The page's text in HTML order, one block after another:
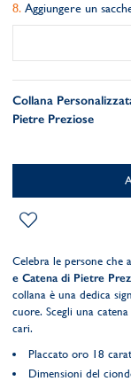
Aggiungere un
Collana
Pietre Preziose
Celebra le persone che
e Catena di Pietre
collana è una dedica
cuore. Scegli una
cari.
Placcato oro 18
Dimensioni del